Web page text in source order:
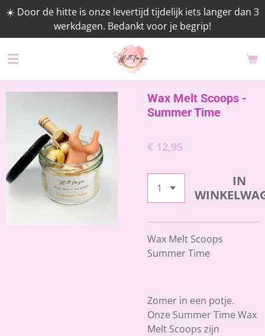
Ga
naar
de
☀️ Door de hitte is onze levertijd tijdelijk iets langer dan 3
werkdagen. Bedankt voor je begrip!
Wax Melt Scoops -
Summer Time
€ 12,95
IN
Wax Melt Scoops
Summer Time
Zomer in een potje.
Onze Summer Time Wax
Melt Scoops zijn